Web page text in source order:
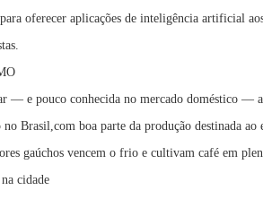
oferecer aplicações de inteligência artificial
— e pouco conhecida no mercado doméstico —
no Brasil,com boa parte da produção destinada ao
gaúchos vencem o frio e cultivam café em
cidade